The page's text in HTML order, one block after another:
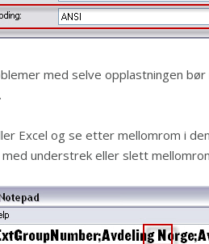
med selve opplastningen
Excel og se etter mellomrom i
understrek eller slett